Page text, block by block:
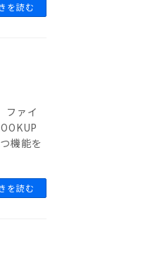
を読む
ファイ
機能を
を読む